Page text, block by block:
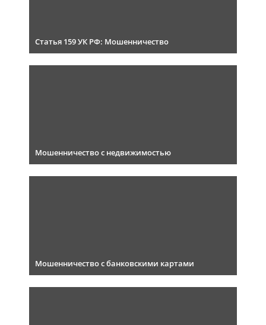
Статья 159 УК РФ: Мошенничество
Мошенничество с недвижимостью
Мошенничество с банковскими картами